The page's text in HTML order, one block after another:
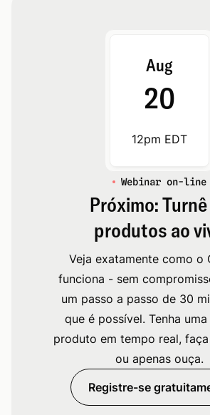
Aug
20
12pm EDT
Webinar on-line
Próximo:
produtos ao
Veja exatamente como o
funciona - sem
um passo a passo de 30
que é possível. Tenha
produto em tempo real,
ou apenas ouça.
Registre-se